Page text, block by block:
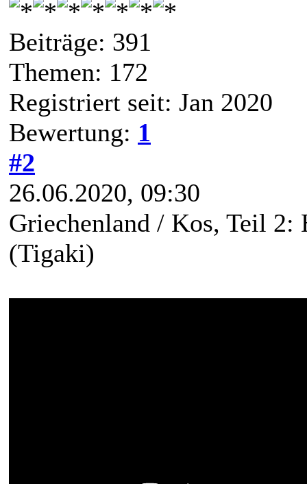
Beiträge: 391
Themen: 172
Registriert seit: Jan 2020
Bewertung: 1
#2
26.06.2020, 09:30
Griechenland / Kos, Teil 2:
(Tigaki)